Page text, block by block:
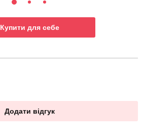
Купити для себе
Додати відгук